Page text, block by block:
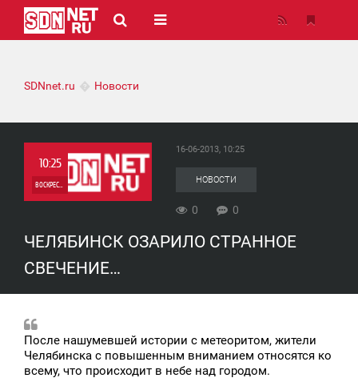
SDNnet.ru Новости
10:25
ВОСКРЕСЕНЬЕ
16-06-2013, 10:25
НОВОСТИ
0 0
ЧЕЛЯБИНСК ОЗАРИЛО СТРАННОЕ
СВЕЧЕНИЕ…
После нашумевшей истории с метеоритом, жители
Челябинска с повышенным вниманием относятся ко
всему, что происходит в небе над городом.